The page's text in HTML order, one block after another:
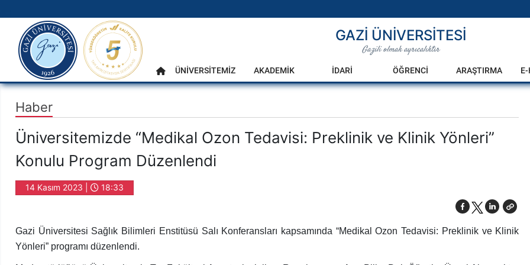
Ana Menü
gazi.edu.tr
GAZİ ÜNİVERSİTESİ
Gazili olmak ayrıcalıktır
Anasayfa
ÜNİVERSİTEMİZ AKADEMİK İDARİ ÖĞRENCİ ARAŞTIRMA
Haber
Üniversitemizde “Medikal Ozon Tedavisi: Preklinik ve Klinik Yönleri”
Konulu Program Düzenlendi
14 Kasım 2023 | 18:33
Gazi Üniversitesi Sağlık Bilimleri Enstitüsü Salı Konferansları kapsamında “Medikal Ozon Tedavisi: Preklinik ve Klinik
Yönleri” programı düzenlendi.